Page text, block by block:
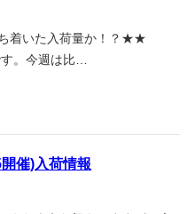
着いた入荷量か！？★★
。今週は比…
催)入荷情報